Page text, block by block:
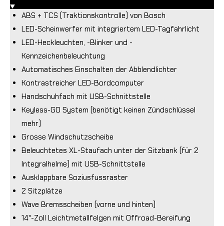
ABS + TCS (Traktionskontrolle) von Bosch
LED-Scheinwerfer mit integriertem LED-Tagfahrlicht
LED-Heckleuchten, -Blinker und -
Kennzeichenbeleuchtung
Automatisches Einschalten der Abblendlichter
Kontrastreicher LED-Bordcomputer
Handschuhfach mit USB-Schnittstelle
Keyless-GO System (benötigt keinen Zündschlüssel
mehr)
Grosse Windschutzscheibe
Beleuchtetes XL-Staufach unter der Sitzbank (für 2
Integralhelme) mit USB-Schnittstelle
Ausklappbare Soziusfussraster
2 Sitzplätze
Wave Bremsscheiben (vorne und hinten)
14"-Zoll Leichtmetallfelgen mit Offroad-Bereifung